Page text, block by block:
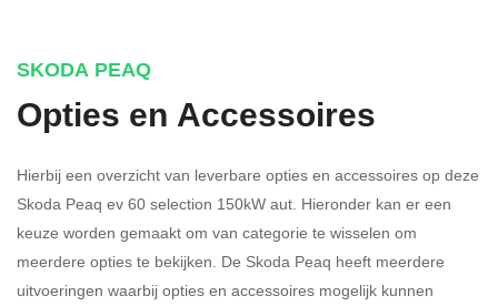
SKODA PEAQ
Opties en Accessoires
Hierbij een overzicht van leverbare opties en accessoires op deze
Skoda Peaq ev 60 selection 150kW aut. Hieronder kan er een
keuze worden gemaakt om van categorie te wisselen om
meerdere opties te bekijken. De Skoda Peaq heeft meerdere
uitvoeringen waarbij opties en accessoires mogelijk kunnen